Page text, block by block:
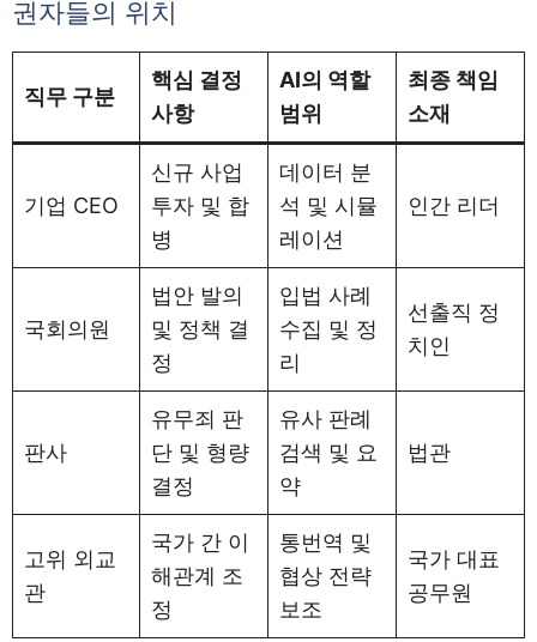
권자들의 위치
직무 구분
핵심 결정
사항
AI의 역할
범위
최종 책임
소재
기업 CEO
신규 사업
투자 및 합
병
데이터 분
석 및 시뮬
레이션
인간 리더
국회의원
법안 발의
및 정책 결
정
입법 사례
수집 및 정
리
선출직 정
치인
판사
유무죄 판
단 및 형량
결정
유사 판례
검색 및 요
약
법관
고위 외교
관
국가 간 이
해관계 조
정
통번역 및
협상 전략
보조
국가 대표
공무원